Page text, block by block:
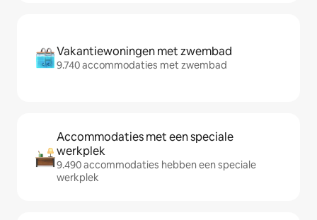
Vakantiewoningen met zwembad
9.740 accommodaties met zwembad
Accommodaties met een speciale
werkplek
9.490 accommodaties hebben een speciale
werkplek